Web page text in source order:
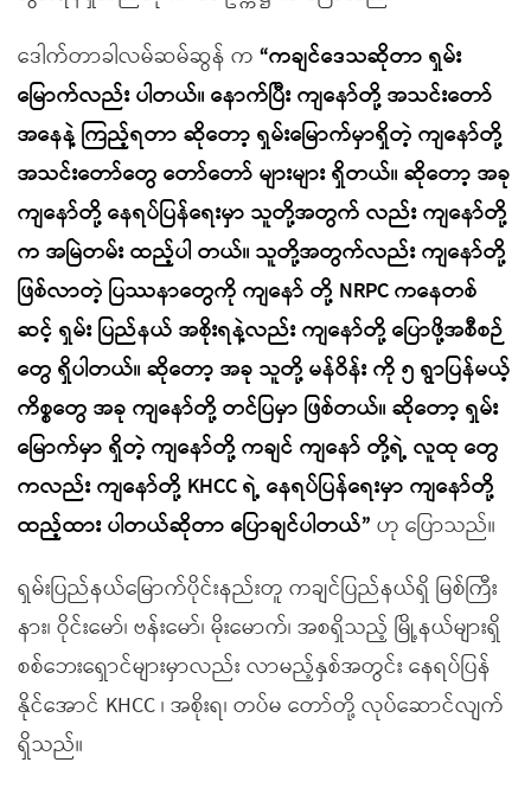
ဒေါက်တာခါလမ်ဆမ်ဆွန် က “ကချင်ဒေသဆိုတာ ရှမ်း
မြောက်လည်း ပါတယ်။ နောက်ပြီး ကျနော်တို့ အသင်းတော်
အနေနဲ့ ကြည့်ရတာ ဆိုတော့ ရှမ်းမြောက်မှာရှိတဲ့ ကျနော်တို့
အသင်းတော်တွေ တော်တော် များများ ရှိတယ်။ ဆိုတော့ အခု
ကျနော်တို့ နေရပ်ပြန်ရေးမှာ သူတို့အတွက် လည်း ကျနော်တို့
က အမြဲတမ်း ထည့်ပါ တယ်။ သူတို့အတွက်လည်း ကျနော်တို့
ဖြစ်လာတဲ့ ပြဿနာတွေကို ကျနော် တို့ NRPC ကနေတစ်
ဆင့် ရှမ်း ပြည်နယ် အစိုးရနဲ့လည်း ကျနော်တို့ ပြောဖို့အစီစဉ်
တွေ ရှိပါတယ်။ ဆိုတော့ အခု သူတို့ မန်ဝိန်း ကို ၅ ရွာပြန်မယ့်
ကိစ္စတွေ အခု ကျနော်တို့ တင်ပြမှာ ဖြစ်တယ်။ ဆိုတော့ ရှမ်း
မြောက်မှာ ရှိတဲ့ ကျနော်တို့ ကချင် ကျနော် တို့ရဲ့ လူထု တွေ
ကလည်း ကျနော်တို့ KHCC ရဲ့ နေရပ်ပြန်ရေးမှာ ကျနော်တို့
ထည့်ထား ပါတယ်ဆိုတာ ပြောချင်ပါတယ်” ဟု ပြောသည်။
ရှမ်းပြည်နယ်မြောက်ပိုင်းနည်းတူ ကချင်ပြည်နယ်ရှိ မြစ်ကြီး
နား၊ ဝိုင်းမော်၊ ဗန်းမော်၊ မိုးမောက်၊ အစရှိသည့် မြို့နယ်များရှိ
စစ်ဘေးရှောင်များမှာလည်း လာမည့်နှစ်အတွင်း နေရပ်ပြန်
နိုင်အောင် KHCC ၊ အစိုးရ၊ တပ်မ တော်တို့ လုပ်ဆောင်လျက်
ရှိသည်။